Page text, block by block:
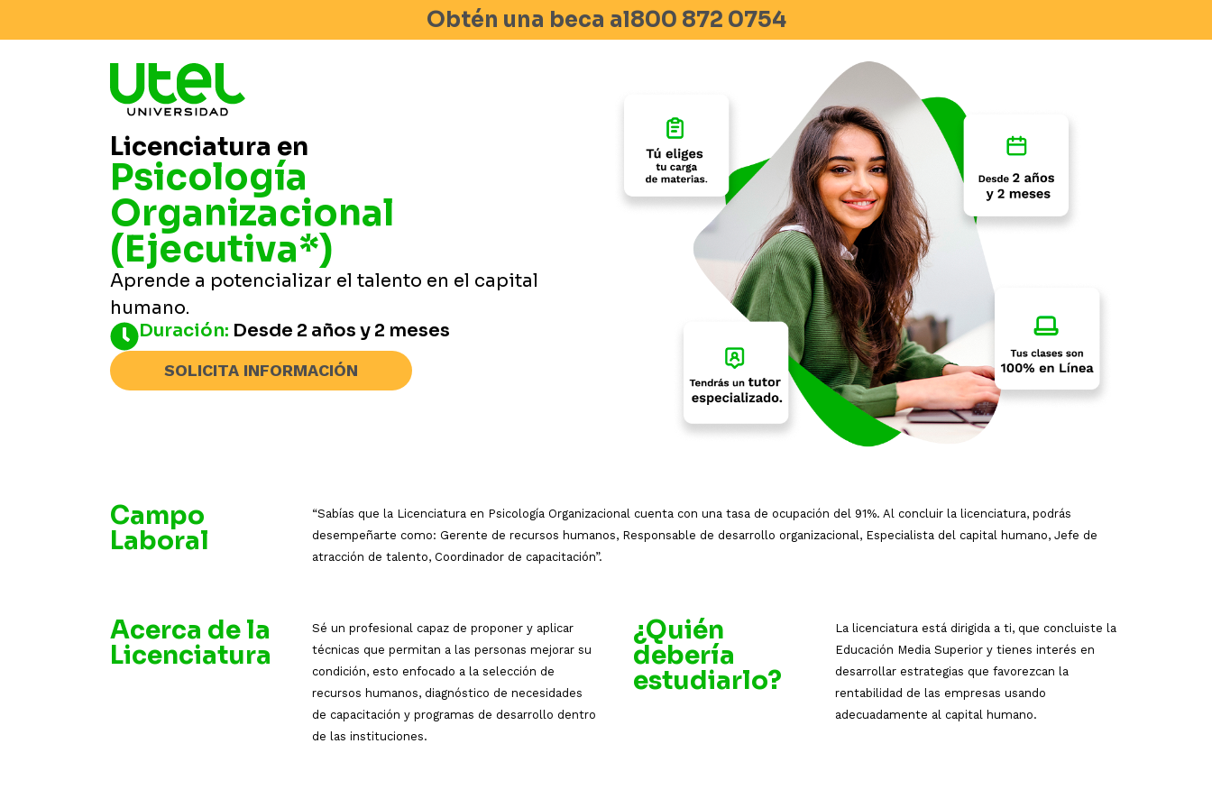
Obtén una beca al800 872 0754
Licenciatura en
Psicología
Organizacional
(Ejecutiva*)
Aprende a potencializar el talento en el capital
humano.
Duración: Desde 2 años y 2 meses
SOLICITA INFORMACIÓN
Campo
Laboral
“Sabías que la Licenciatura en Psicología Organizacional cuenta con una tasa de ocupación del 91%. Al concluir la licenciatura, podrás
desempeñarte como: Gerente de recursos humanos, Responsable de desarrollo organizacional, Especialista del capital humano, Jefe de
atracción de talento, Coordinador de capacitación”.
Acerca de la
Licenciatura
Sé un profesional capaz de proponer y aplicar
técnicas que permitan a las personas mejorar su
condición, esto enfocado a la selección de
recursos humanos, diagnóstico de necesidades
de capacitación y programas de desarrollo dentro
de las instituciones.
¿Quién
debería
estudiarlo?
La licenciatura está dirigida a ti, que concluiste la
Educación Media Superior y tienes interés en
desarrollar estrategias que favorezcan la
rentabilidad de las empresas usando
adecuadamente al capital humano.